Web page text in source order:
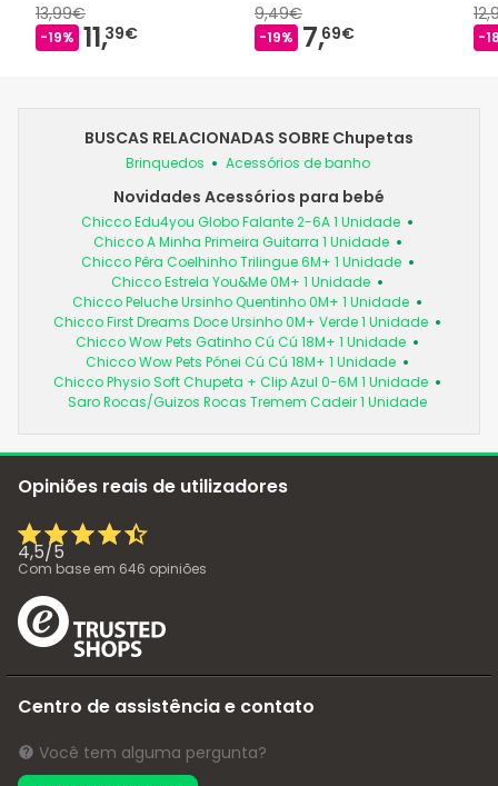
13,99€
-19% 11,39€
9,49€
-19% 7,69€ -
BUSCAS RELACIONADAS SOBRE Chupetas
Brinquedos Acessórios de banho
Novidades Acessórios para bebé
Chicco Edu4you Globo Falante 2-6A 1 Unidade
Chicco A Minha Primeira Guitarra 1 Unidade
Chicco Pêra Coelhinho Trilingue 6M+ 1 Unidade
Chicco Estrela You&Me 0M+ 1 Unidade
Chicco Peluche Ursinho Quentinho 0M+ 1 Unidade
Chicco First Dreams Doce Ursinho 0M+ Verde 1 Unidade
Chicco Wow Pets Gatinho Cú Cú 18M+ 1 Unidade
Chicco Wow Pets Pónei Cú Cú 18M+ 1 Unidade
Chicco Physio Soft Chupeta + Clip Azul 0-6M 1 Unidade
Saro Rocas/Guizos Rocas Tremem Cadeir 1 Unidade
Opiniões reais de utilizadores
4,5/5
Com base em 646 opiniões
Centro de assistência e contato
Você tem alguma pergunta?